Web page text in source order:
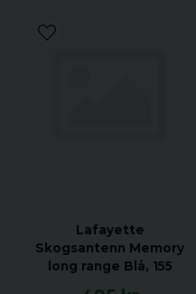
Lafayette
Skogsantenn Memory
long range Blå, 155